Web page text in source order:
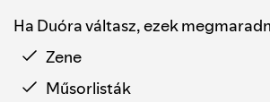
Ha Duóra váltasz, ezek
Zene
Műsorlisták